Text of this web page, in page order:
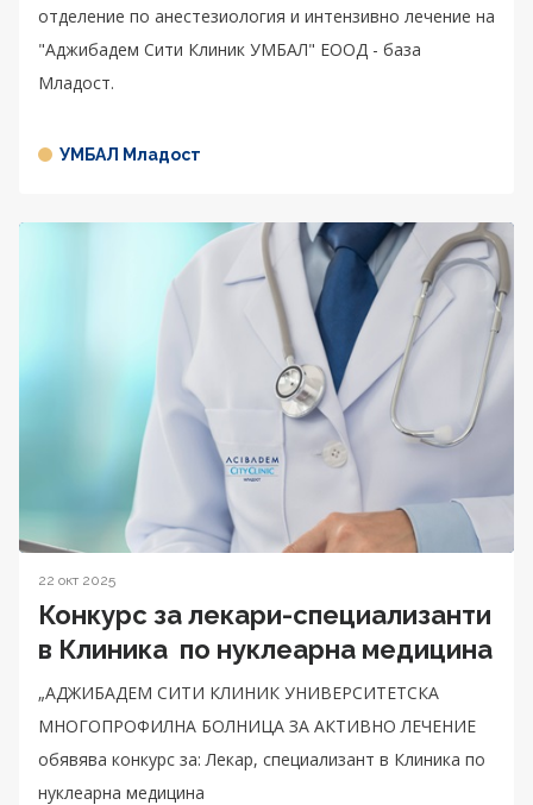
отделение по анестезиология и интензивно лечение на
"Аджибадем Сити Клиник УМБАЛ" ЕООД - база
Младост.
УМБАЛ Младост
22 окт 2025
Конкурс за лекари-специализанти
в Клиника по нуклеарна медицина
„АДЖИБАДЕМ СИТИ КЛИНИК УНИВЕРСИТЕТСКА
МНОГОПРОФИЛНА БОЛНИЦА ЗА АКТИВНО ЛЕЧЕНИЕ
обявява конкурс за: Лекар, специализант в Клиника по
нуклеарна медицина